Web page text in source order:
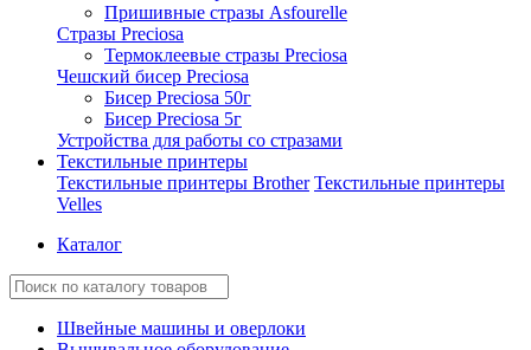
Пришивные стразы Asfourelle
Стразы Preciosa
Термоклеевые стразы Preciosa
Чешский бисер Preciosa
Бисер Preciosa 50г
Бисер Preciosa 5г
Устройства для работы со стразами
Текстильные принтеры
Текстильные принтеры Brother Текстильные принтеры
Velles
Каталог
Швейные машины и оверлоки